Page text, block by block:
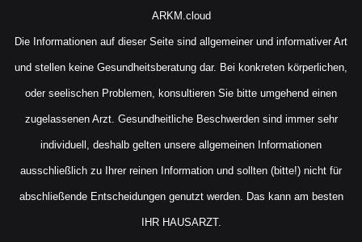
ARKM.cloud
Die Informationen auf dieser Seite sind allgemeiner und informativer Art
und stellen keine Gesundheitsberatung dar. Bei konkreten körperlichen,
oder seelischen Problemen, konsultieren Sie bitte umgehend einen
zugelassenen Arzt. Gesundheitliche Beschwerden sind immer sehr
individuell, deshalb gelten unsere allgemeinen Informationen
ausschließlich zu Ihrer reinen Information und sollten (bitte!) nicht für
abschließende Entscheidungen genutzt werden. Das kann am besten
IHR HAUSARZT.